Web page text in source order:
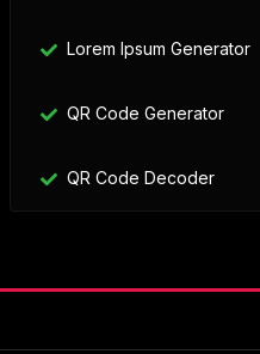
Lorem Ipsum Generator
QR Code Generator
QR Code Decoder